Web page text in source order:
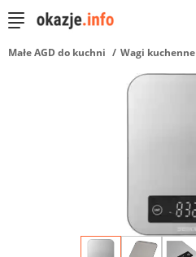
Małe AGD do kuchni Wagi kuchenne